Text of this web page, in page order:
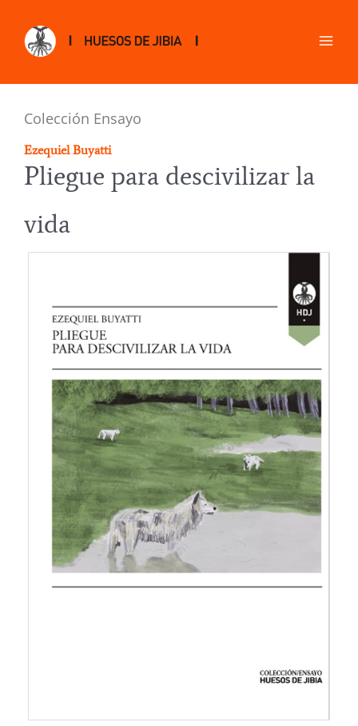
Colección Ensayo
Ezequiel Buyatti
Pliegue para descivilizar la
vida